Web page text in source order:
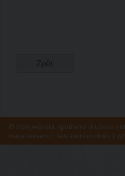
© 2026 Jednota, spotřební družstvo v
mapa serveru | nastavení cookies |